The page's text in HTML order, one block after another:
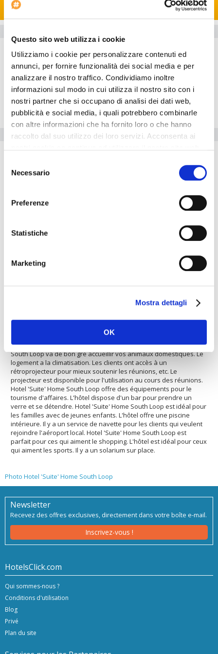
Questo sito web utilizza i cookie
Utilizziamo i cookie per personalizzare contenuti ed
annunci, per fornire funzionalità dei social media e per
analizzare il nostro traffico. Condividiamo inoltre
informazioni sul modo in cui utilizza il nostro sito con i
nostri partner che si occupano di analisi dei dati web,
pubblicità e social media, i quali potrebbero combinarle
con altre informazioni che ha fornito loro o che hanno
raccolto dal suo utilizzo dei loro servizi. Acconsenta ai
delNecessario
Preferenze
Statistiche
Marketing
Mostra dettagli
OK
Chambres
Restaurant
Extérieur
Salle
Position
Equipements de l'hôtel
L'hôtel est idéal pour ceux qui voyagent en voiture. Une agence
Hotel 'Suite' Home
réduite. La propriété est bien équipée avec une salle de
conférence. L'hôtel dispose d'une piscine chauffée. L'hôtel est
L'hôtel offre des courts de tennis. Les clients peuvent profiter du
restaurant de l'hôtel. Cet établissement propose une connexion
football. L'Hotel 'Suite' Home South Loop propose un service de
wellness. Il y a un service de mini-bus pour aller au centre ville.
L'hôtel est idéal pour les persones qui aiment les sports. L'hôtel
est approprié pour accueillir des petits et grands groupes. L'hôtel
dispose d'un service de location de voiture. Vous trouverez un
parking pour laisser un véhicule en toute sécurité. L'hôtel est idéal
pour accueillir des petits et grands groupes. Hotel 'Suite' Home
South Loop va de bon gré accueillir vos animaux domestiques. Le
logement a la climatisation. Les clients ont accès à un
rétroprojecteur pour mieux soutenir les réunions, etc. Le
projecteur est disponible pour l'utilisation au cours des réunions.
Hotel 'Suite' Home South Loop offre des équipements pour le
tourisme d'affaires. L'hôtel dispose d'un bar pour prendre un
verre et se détendre. Hotel 'Suite' Home South Loop est idéal pour
les familles avec de jeunes enfants. L'hôtel offre une piscine
intérieure. Il y a un service de navette pour les clients qui veulent
rejoindre l'aéroport local. Hotel 'Suite' Home South Loop est
parfait pour ces qui aiment le shopping. L'hôtel est idéal pour ceux
qui aiment les sports. Il y a un solarium sur place.
Photo Hotel 'Suite' Home South Loop
Newsletter
Recevez des offres exclusives, directement dans votre boîte e-mail.
Inscrivez-vous !
HotelsClick.com
Qui sommes-nous ?
Conditions d'utilisation
Blog
Privé
Plan du site